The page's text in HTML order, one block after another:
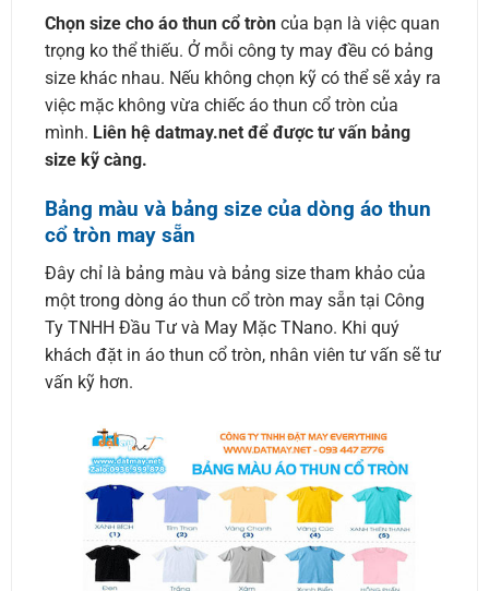
Chọn size cho áo thun cổ tròn của bạn là việc quan
trọng ko thể thiếu. Ở mỗi công ty may đều có bảng
size khác nhau. Nếu không chọn kỹ có thể sẽ xảy ra
việc mặc không vừa chiếc áo thun cổ tròn của
mình. Liên hệ datmay.net để được tư vấn bảng
size kỹ càng.
Bảng màu và bảng size của dòng áo thun
cổ tròn may sẵn
Đây chỉ là bảng màu và bảng size tham khảo của
một trong dòng áo thun cổ tròn may sẵn tại Công
Ty TNHH Đầu Tư và May Mặc TNano. Khi quý
khách đặt in áo thun cổ tròn, nhân viên tư vấn sẽ tư
vấn kỹ hơn.